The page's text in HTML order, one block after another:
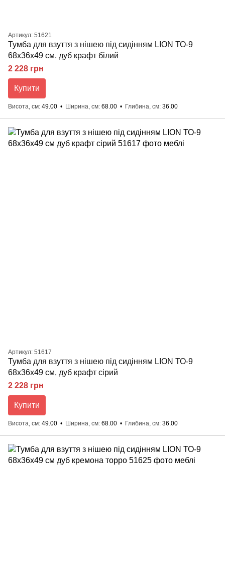
Артикул: 51621
Тумба для взуття з нішею під сидінням LION ТО-9
68x36x49 см, дуб крафт білий
2 228 грн
Купити
Висота, см 49.00 Ширина, см 68.00 Глибина, см 36.00
Артикул: 51617
Тумба для взуття з нішею під сидінням LION ТО-9
68x36x49 см, дуб крафт сірий
2 228 грн
Купити
Висота, см 49.00 Ширина, см 68.00 Глибина, см 36.00